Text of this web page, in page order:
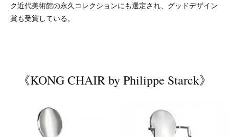
ク近代美術館の永久コレクションにも選定され、グッドデザイン
賞も受賞している。
《KONG CHAIR by Philippe Starck》